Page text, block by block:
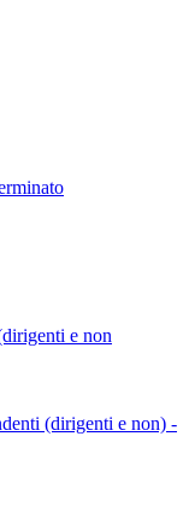
e non
(dirigenti e non) -